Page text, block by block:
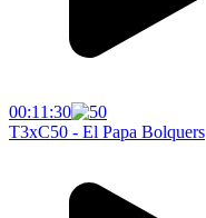
00:11:30
T3xC50 - El Papa Bolquers